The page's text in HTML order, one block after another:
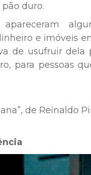
pão duro.
e imóveis
de usufruir dela
, para pessoas
de Reinaldo